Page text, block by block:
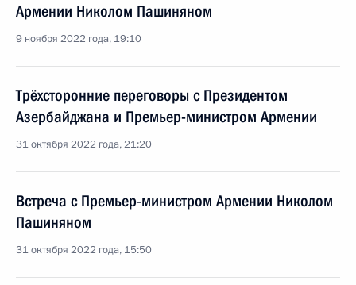
Армении Николом Пашиняном
9 ноября 2022 года, 19:10
Трёхсторонние переговоры с Президентом
Азербайджана и Премьер-министром Армении
31 октября 2022 года, 21:20
Встреча с Премьер-министром Армении Николом
Пашиняном
31 октября 2022 года, 15:50